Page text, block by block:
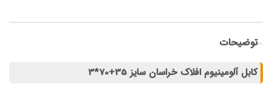
توضیحات
کابل آلومینیوم افلاک خراسان سایز 35+70*3